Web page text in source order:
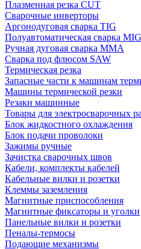
Плазменная резка CUT
Сварочные инверторы
Аргонодуговая сварка TIG
Полуавтоматическая сварка
Ручная дуговая сварка MMA
Сварка под флюсом SAW
Термическая резка
Запасные части к машинам
Машины термической резки
Резаки машинные
Товары для электросварочных
Блок жидкостного охлаждения
Блок подачи проволоки
Зажимы ручные
Зачистка сварочных швов
Кабели, комплекты кабелей
Кабельные вилки и розетки
Клеммы заземления
Магнитные приспособления
Магнитные фиксаторы и уголки
Панельные вилки и розетки
Пеналы-термосы
Подающие механизмы